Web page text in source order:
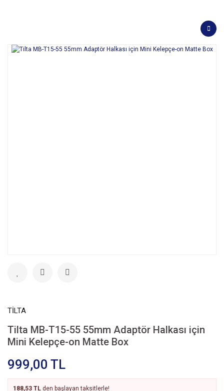
TİLTA
Tilta MB-T15-55 55mm Adaptör Halkası için
Mini Kelepçe-on Matte Box
999,00 TL
188,53 TL den başlayan taksitlerle!